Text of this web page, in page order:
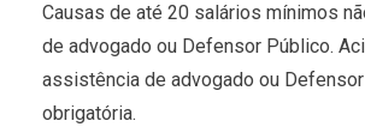
Causas de até 20 salários mínimos
de advogado ou Defensor Público.
assistência de advogado ou
obrigatória.